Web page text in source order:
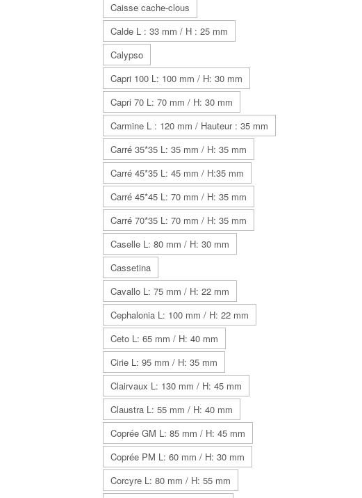
Caisse cache-clous
Calde L : 33 mm / H : 25 mm
Calypso
Capri 100 L: 100 mm / H: 30 mm
Capri 70 L: 70 mm / H: 30 mm
Carmine L : 120 mm / Hauteur : 35 mm
Carré 35*35 L: 35 mm / H: 35 mm
Carré 45*35 L: 45 mm / H:35 mm
Carré 45*45 L: 70 mm / H: 35 mm
Carré 70*35 L: 70 mm / H: 35 mm
Caselle L: 80 mm / H: 30 mm
Cassetina
Cavallo L: 75 mm / H: 22 mm
Cephalonia L: 100 mm / H: 22 mm
Ceto L: 65 mm / H: 40 mm
Cirie L: 95 mm / H: 35 mm
Clairvaux L: 130 mm / H: 45 mm
Claustra L: 55 mm / H: 40 mm
Coprée GM L: 85 mm / H: 45 mm
Coprée PM L: 60 mm / H: 30 mm
Corcyre L: 80 mm / H: 55 mm